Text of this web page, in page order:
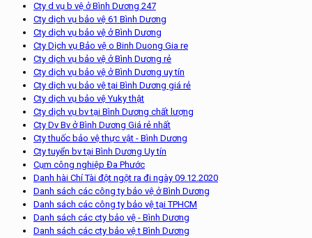
Cty d vụ b vệ ở Bình Dương 247
Cty dịch vụ bảo vệ 61 Bình Dương
Cty dịch vụ bảo vệ ở Bình Dương
Cty Dịch vụ Bảo vệ o Binh Duong Gia re
Cty dịch vụ bảo vệ ở Bình Dương rẻ
Cty dịch vụ bảo vệ ở Bình Dương uy tín
Cty dịch vụ bảo vệ tại Bình Dương giá rẻ
Cty dịch vụ bảo vệ Yuky thật
Cty dịch vụ bv tại Bình Dương chất lượng
Cty Dv Bv ở Bình Dương Giá rẻ nhất
Cty thuốc bảo vệ thực vật - Bình Dương
Cty tuyển bv tại Bình Dương Uy tín
Cụm công nghiệp Đa Phước
Danh hài Chí Tài đột ngột ra đi ngày 09.12.2020
Danh sách các công ty bảo vệ ở Bình Dương
Danh sách các công ty bảo vệ tại TPHCM
Danh sách các cty bảo vệ - Bình Dương
Danh sách các cty bảo vệ t Bình Dương